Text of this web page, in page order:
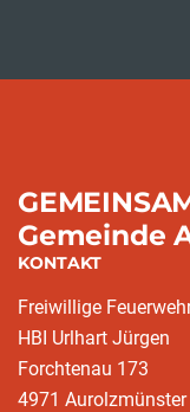
Gemeinde
KONTAKT
Freiwillige
HBI Urlhart Jürgen
Forchtenau 173
4971 Aurolzmünster